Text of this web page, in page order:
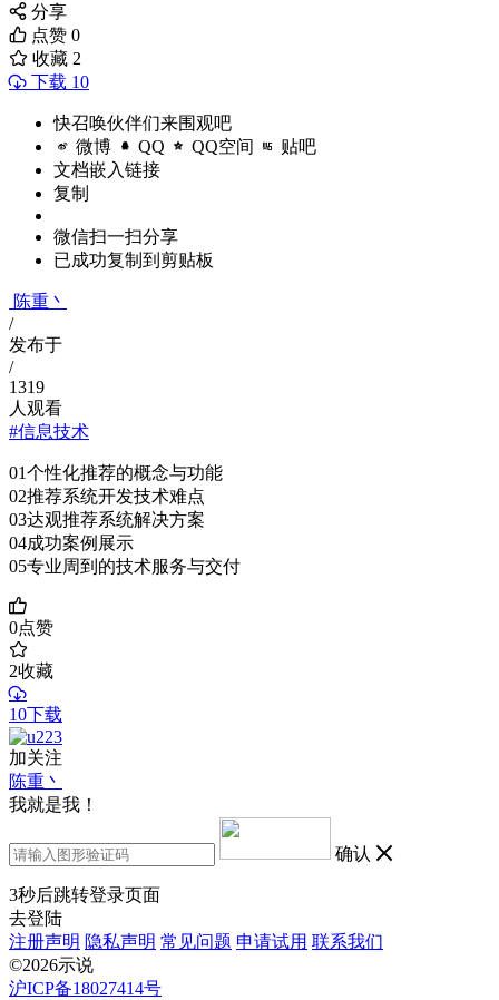
分享
点赞 0
收藏 2
下载 10
快召唤伙伴们来围观吧
微博 QQ QQ空间 贴吧
文档嵌入链接
复制
微信扫一扫分享
已成功复制到剪贴板
陈重丶
/
发布于
/
1319
人观看
#信息技术
01个性化推荐的概念与功能
02推荐系统开发技术难点
03达观推荐系统解决⽅案
04成功案例展示
05专业周到的技术服务与交付
0点赞
2收藏
10下载
加关注
陈重丶
我就是我！
确认
3秒后跳转登录页面
去登陆
注册声明 隐私声明 常见问题 申请试用 联系我们
©2026示说
沪ICP备18027414号